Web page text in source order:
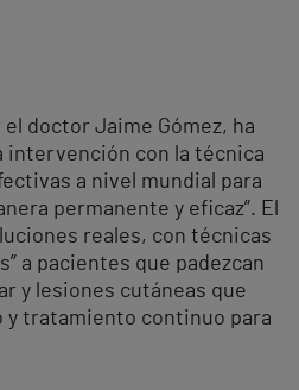
doctor Jaime Gómez, ha
intervención con la técnica
a nivel mundial para
permanente y eficaz”. El
reales, con técnicas
a pacientes que padezcan
y lesiones cutáneas que
tratamiento continuo para